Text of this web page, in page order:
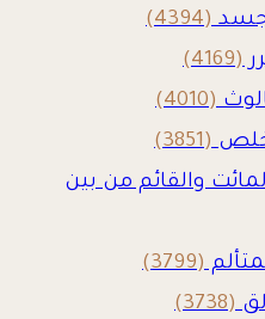
(4394)
(4169)
(4010)
(3851)
والقائم من بين
(3799)
(3738)